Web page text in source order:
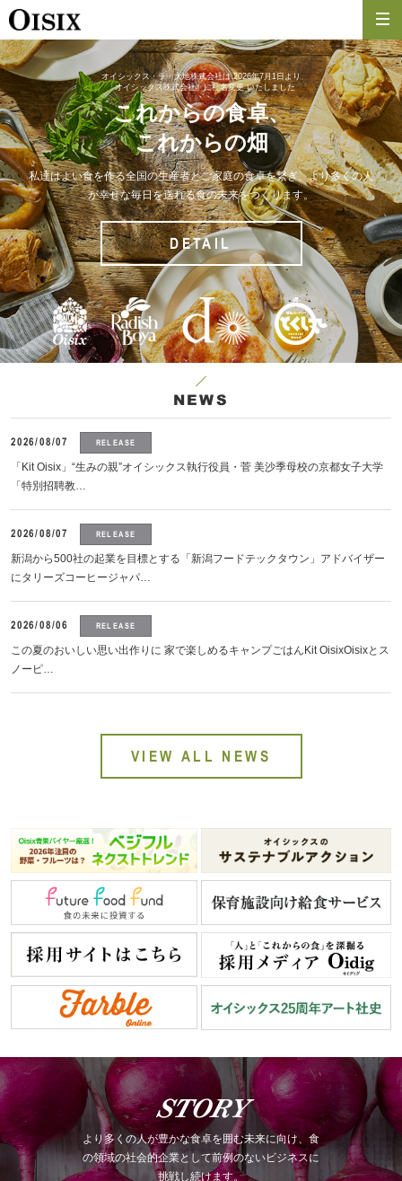
オイシックス・ラ・大地株式会社は2026年7月1日より
「オイシックス株式会社」に社名変更いたしました
これからの食卓、
これからの畑
私達はよい食を作る全国の生産者とご家庭の食卓を繋ぎ、より多くの人
が幸せな毎日を送れる食の未来をつくります。
DETAIL
NEWS
2026/08/07 RELEASE
「Kit Oisix」“生みの親”オイシックス執行役員・菅 美沙季母校の京都女子大学
「特別招聘教…
2026/08/07 RELEASE
新潟から500社の起業を目標とする「新潟フードテックタウン」アドバイザー
にタリーズコーヒージャパ…
2026/08/06 RELEASE
この夏のおいしい思い出作りに 家で楽しめるキャンプごはんKit OisixOisixとス
ノーピ…
VIEW ALL NEWS
STORY
より多くの人が豊かな食卓を囲む未来に向け、食
の領域の社会的企業として前例のないビジネスに
挑戦し続けます。